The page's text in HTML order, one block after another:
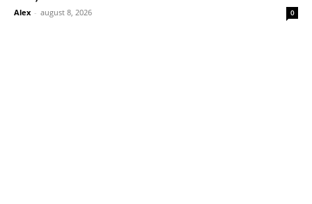
Alex - august 8, 2026 0